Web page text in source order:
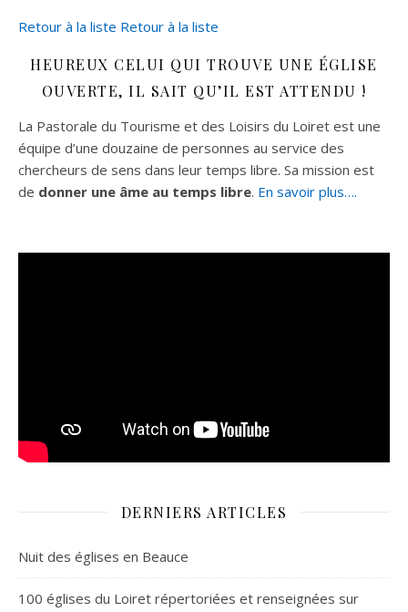
Retour à la liste Retour à la liste
HEUREUX CELUI QUI TROUVE UNE ÉGLISE
OUVERTE, IL SAIT QU’IL EST ATTENDU !
La Pastorale du Tourisme et des Loisirs du Loiret est une
équipe d’une douzaine de personnes au service des
chercheurs de sens dans leur temps libre. Sa mission est
de donner une âme au temps libre. En savoir plus….
DERNIERS ARTICLES
Nuit des églises en Beauce
100 églises du Loiret répertoriées et renseignées sur